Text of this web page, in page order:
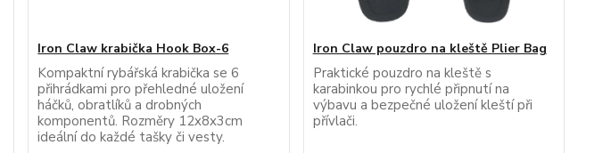
Iron Claw krabička Hook Box-6
Kompaktní rybářská krabička se 6
přihrádkami pro přehledné uložení
háčků, obratlíků a drobných
komponentů. Rozměry 12x8x3cm
ideální do každé tašky či vesty.
Iron Claw pouzdro na kleště Plier Bag
Praktické pouzdro na kleště s
karabinkou pro rychlé připnutí na
výbavu a bezpečné uložení kleští při
přívlači.